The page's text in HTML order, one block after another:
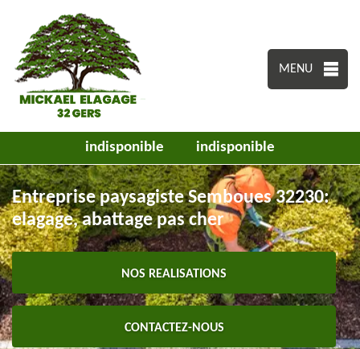
MENU
indisponible indisponible
Entreprise paysagiste Semboues 32230:
elagage, abattage pas cher
NOS REALISATIONS
CONTACTEZ-NOUS